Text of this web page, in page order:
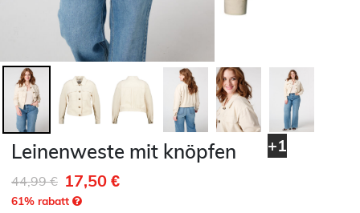
+1
Leinenweste mit knöpfen
Reduziert von
44,99 €auf17,50 €
61% rabatt